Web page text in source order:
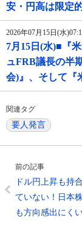
安・円高は限定
2026年07月15日(水
7月15日(水)■『
ュFRB議長の半
会)』、そして
関連タグ
要人発言
前の記事
ドル円上昇も持
ていない！日本
も方向感出にく